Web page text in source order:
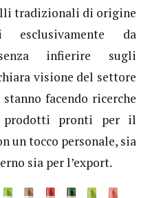
tradizionali di origine
da
infierire sugli
visione del settore
facendo ricerche
prodotti pronti per il
un tocco personale, sia
sia per l’export.